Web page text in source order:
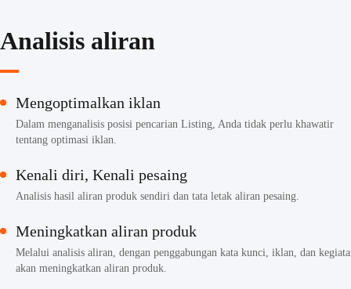
Analisis aliran
Mengoptimalkan iklan
Dalam menganalisis posisi pencarian Listing, Anda tidak perlu khawatir
tentang optimasi iklan.
Kenali diri, Kenali pesaing
Analisis hasil aliran produk sendiri dan tata letak aliran pesaing.
Meningkatkan aliran produk
Melalui analisis aliran, dengan penggabungan kata kunci, iklan, dan
akan meningkatkan aliran produk.